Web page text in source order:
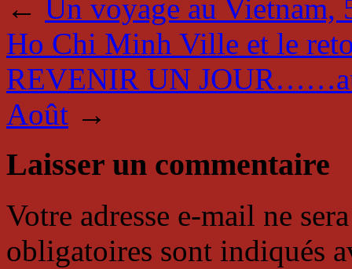
← Un voyage au Vietnam,
Ho Chi Minh Ville et le
REVENIR UN JOUR……au
Août →
Laisser un commentaire
Votre adresse e-mail ne
obligatoires sont indiqués